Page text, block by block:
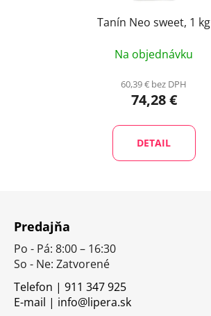
Tanín Neo sweet, 1 kg
Na objednávku
60,39 € bez DPH
74,28 €
DETAIL
Predajňa
Po - Pá: 8:00 – 16:30
So - Ne: Zatvorené
Telefon | 911 347 925
E-mail | info@lipera.sk